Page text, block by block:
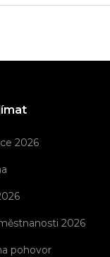
2026
2026
pohovor